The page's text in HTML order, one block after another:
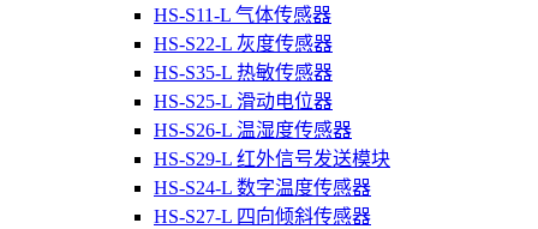
HS-S11-L 气体传感器
HS-S22-L 灰度传感器
HS-S35-L 热敏传感器
HS-S25-L 滑动电位器
HS-S26-L 温湿度传感器
HS-S29-L 红外信号发送模块
HS-S24-L 数字温度传感器
HS-S27-L 四向倾斜传感器